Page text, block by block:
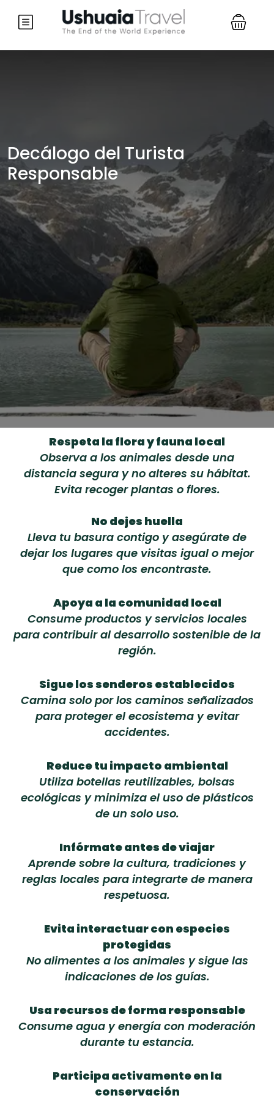
Decálogo del Turista
Responsable
Respeta la flora y fauna local
Observa a los animales desde una
distancia segura y no alteres su hábitat.
Evita recoger plantas o flores.
No dejes huella
Lleva tu basura contigo y asegúrate de
dejar los lugares que visitas igual o mejor
que como los encontraste.
Apoya a la comunidad local
Consume productos y servicios locales
para contribuir al desarrollo sostenible de la
región.
Sigue los senderos establecidos
Camina solo por los caminos señalizados
para proteger el ecosistema y evitar
accidentes.
Reduce tu impacto ambiental
Utiliza botellas reutilizables, bolsas
ecológicas y minimiza el uso de plásticos
de un solo uso.
Infórmate antes de viajar
Aprende sobre la cultura, tradiciones y
reglas locales para integrarte de manera
respetuosa.
Evita interactuar con especies
protegidas
No alimentes a los animales y sigue las
indicaciones de los guías.
Usa recursos de forma responsable
Consume agua y energía con moderación
durante tu estancia.
Participa activamente en la
conservación